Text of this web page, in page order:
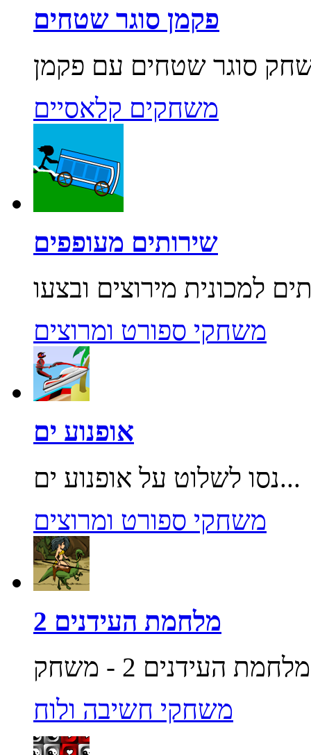
פקמן סוגר שטחים
משחקים קלאסיים
שירותים מעופפים
משחקי ספורט ומרוצים
אופנוע ים
נסו לשלוט על אופנוע ים...
משחקי ספורט ומרוצים
מלחמת העידנים 2
משחקי חשיבה ולוח